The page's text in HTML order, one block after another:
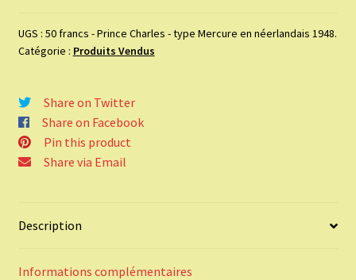
UGS : 50 francs - Prince Charles - type Mercure en néerlandais 1948.
Catégorie : Produits Vendus
Share on Twitter
Share on Facebook
Pin this product
Share via Email
Description
Informations complémentaires